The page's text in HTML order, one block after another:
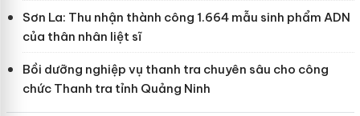
Sơn La: Thu nhận thành công 1.664 mẫu sinh phẩm ADN
của thân nhân liệt sĩ
Bồi dưỡng nghiệp vụ thanh tra chuyên sâu cho công
chức Thanh tra tỉnh Quảng Ninh